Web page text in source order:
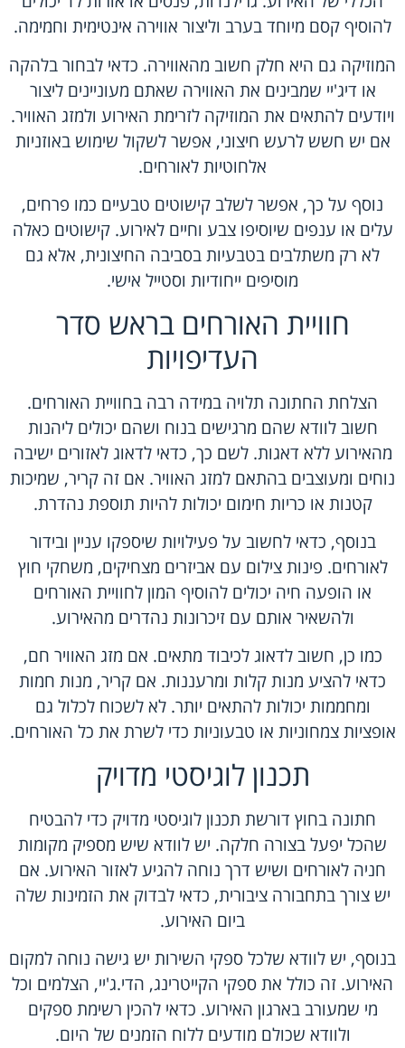
להוסיף קסם מיוחד בערב וליצור אווירה אינטימית וחמימה.
המוזיקה גם היא חלק חשוב מהאווירה. כדאי לבחור בלהקה
או דיג'יי שמבינים את האווירה שאתם מעוניינים ליצור
ויודעים להתאים את המוזיקה לזרימת האירוע ולמזג האוויר.
אם יש חשש לרעש חיצוני, אפשר לשקול שימוש באוזניות
אלחוטיות לאורחים.
נוסף על כך, אפשר לשלב קישוטים טבעיים כמו פרחים,
עלים או ענפים שיוסיפו צבע וחיים לאירוע. קישוטים כאלה
לא רק משתלבים בטבעיות בסביבה החיצונית, אלא גם
מוסיפים ייחודיות וסטייל אישי.
חוויית האורחים בראש סדר
העדיפויות
הצלחת החתונה תלויה במידה רבה בחוויית האורחים.
חשוב לוודא שהם מרגישים בנוח ושהם יכולים ליהנות
מהאירוע ללא דאגות. לשם כך, כדאי לדאוג לאזורים ישיבה
נוחים ומעוצבים בהתאם למזג האוויר. אם זה קריר, שמיכות
קטנות או כריות חימום יכולות להיות תוספת נהדרת.
בנוסף, כדאי לחשוב על פעילויות שיספקו עניין ובידור
לאורחים. פינות צילום עם אביזרים מצחיקים, משחקי חוץ
או הופעה חיה יכולים להוסיף המון לחוויית האורחים
ולהשאיר אותם עם זיכרונות נהדרים מהאירוע.
כמו כן, חשוב לדאוג לכיבוד מתאים. אם מזג האוויר חם,
כדאי להציע מנות קלות ומרעננות. אם קריר, מנות חמות
ומחממות יכולות להתאים יותר. לא לשכוח לכלול גם
אופציות צמחוניות או טבעוניות כדי לשרת את כל האורחים.
תכנון לוגיסטי מדויק
חתונה בחוץ דורשת תכנון לוגיסטי מדויק כדי להבטיח
שהכל יפעל בצורה חלקה. יש לוודא שיש מספיק מקומות
חניה לאורחים ושיש דרך נוחה להגיע לאזור האירוע. אם
יש צורך בתחבורה ציבורית, כדאי לבדוק את הזמינות שלה
ביום האירוע.
בנוסף, יש לוודא שלכל ספקי השירות יש גישה נוחה למקום
האירוע. זה כולל את ספקי הקייטרינג, הדי.ג'יי, הצלמים וכל
מי שמעורב בארגון האירוע. כדאי להכין רשימת ספקים
ולוודא שכולם מודעים ללוח הזמנים של היום.